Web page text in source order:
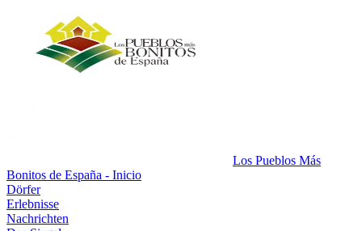
Los Pueblos Más
Bonitos de España - Inicio
Dörfer
Erlebnisse
Nachrichten